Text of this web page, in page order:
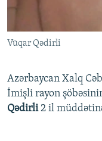
Vüqar Qədirli
Azərbaycan Xalq
İmişli rayon
Qədirli2 il